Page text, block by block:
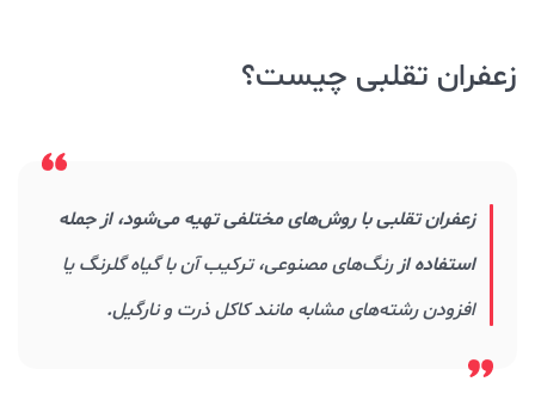
زعفران تقلبی چیست؟
زعفران تقلبی با روش‌های مختلفی تهیه می‌شود، از جمله
استفاده ازرنگ‌های مصنوعی، ترکیب آن با گیاه گلرنگ یا
افزودن رشته‌های مشابه مانند کاکل ذرت و نارگیل.